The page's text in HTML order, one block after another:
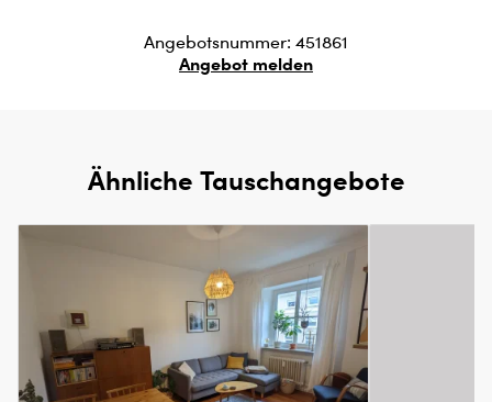
Angebotsnummer: 451861
Angebot melden
Ähnliche Tauschangebote